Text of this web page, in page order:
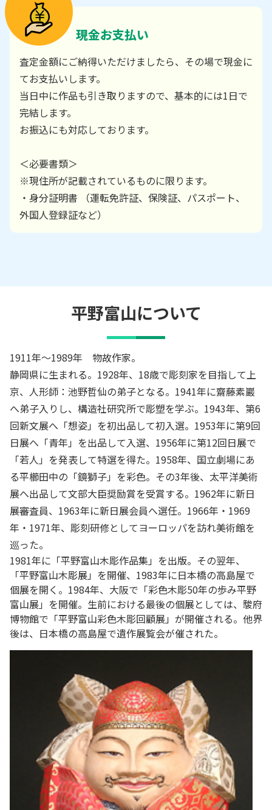
現金お支払い
査定金額にご納得いただけましたら、その場で現金に
てお支払いします。
当日中に作品も引き取りますので、基本的には1日で
完結します。
お振込にも対応しております。
＜必要書類＞
※現住所が記載されているものに限ります。
・身分証明書 （運転免許証、保険証、パスポート、
外国人登録証など）
平野富山について
1911年～1989年 物故作家。
静岡県に生まれる。1928年、18歳で彫刻家を目指して上
京、人形師：池野哲仙の弟子となる。1941年に齋藤素巖
へ弟子入りし、構造社研究所で彫塑を学ぶ。1943年、第6
回新文展へ「想姿」を初出品して初入選。1953年に第9回
日展へ「青年」を出品して入選、1956年に第12回日展で
「若人」を発表して特選を得た。1958年、国立劇場にあ
る平櫛田中の「鏡獅子」を彩色。その3年後、太平洋美術
展へ出品して文部大臣奨励賞を受賞する。1962年に新日
展審査員、1963年に新日展会員へ選任。1966年・1969
年・1971年、彫刻研修としてヨーロッパを訪れ美術館を
巡った。
1981年に「平野富山木彫作品集」を出版。その翌年、
「平野富山木彫展」を開催、1983年に日本橋の高島屋で
個展を開く。1984年、大阪で「彩色木彫50年の歩み平野
富山展」を開催。生前における最後の個展としては、駿府
博物館で「平野富山彩色木彫回顧展」が開催される。他界
後は、日本橋の高島屋で遺作展覧会が催された。